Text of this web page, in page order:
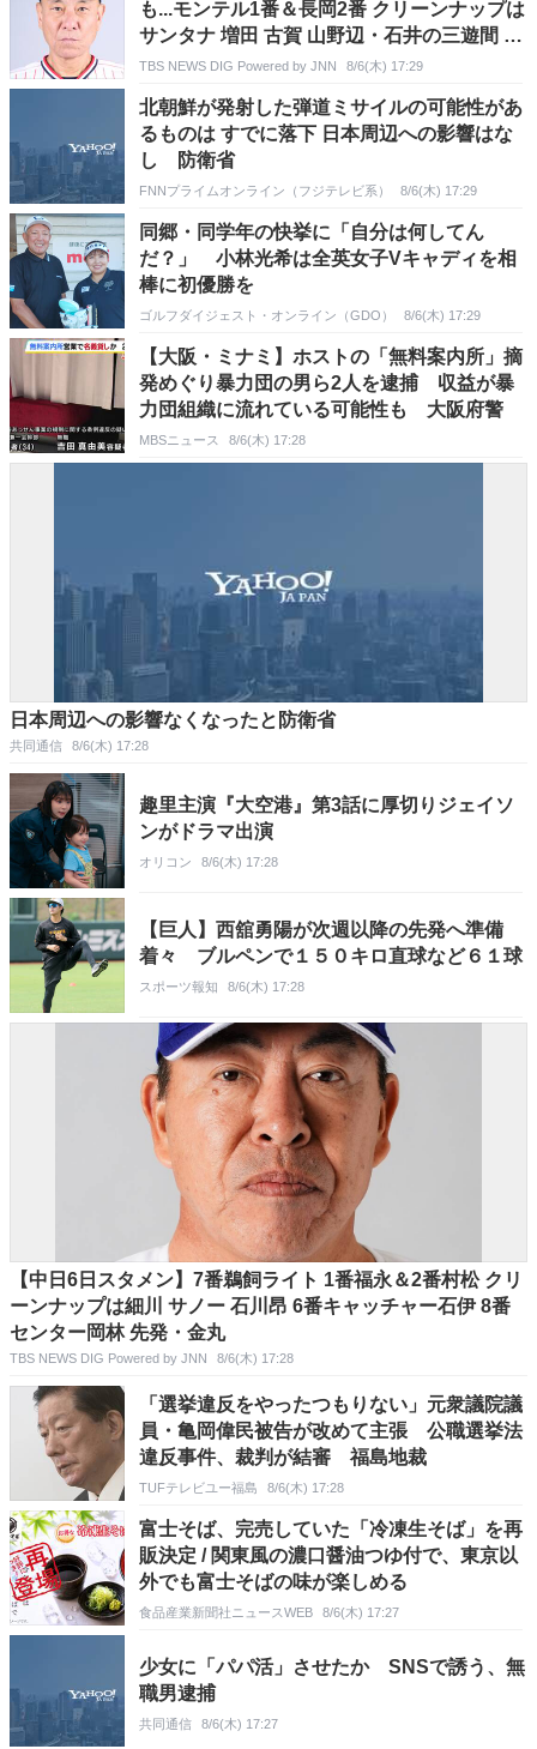
も...モンテル1番＆長岡2番 クリーンナップは
サンタナ 増田 古賀 山野辺・石井の三遊間 先
発・増居
TBS NEWS DIG Powered by JNN 8/6(木) 17:29
北朝鮮が発射した弾道ミサイルの可能性があ
るものは すでに落下 日本周辺への影響はな
し 防衛省
FNNプライムオンライン（フジテレビ系） 8/6(木) 17:29
同郷・同学年の快挙に「自分は何してん
だ？」 小林光希は全英女子Vキャディを相
棒に初優勝を
ゴルフダイジェスト・オンライン（GDO） 8/6(木) 17:29
【大阪・ミナミ】ホストの「無料案内所」摘
発めぐり暴力団の男ら2人を逮捕 収益が暴
力団組織に流れている可能性も 大阪府警
MBSニュース 8/6(木) 17:28
日本周辺への影響なくなったと防衛省
共同通信 8/6(木) 17:28
趣里主演『大空港』第3話に厚切りジェイソ
ンがドラマ出演
オリコン 8/6(木) 17:28
【巨人】西舘勇陽が次週以降の先発へ準備
着々 ブルペンで１５０キロ直球など６１球
スポーツ報知 8/6(木) 17:28
【中日6日スタメン】7番鵜飼ライト 1番福永＆2番村松 クリ
ーンナップは細川 サノー 石川昂 6番キャッチャー石伊 8番
センター岡林 先発・金丸
TBS NEWS DIG Powered by JNN 8/6(木) 17:28
「選挙違反をやったつもりない」元衆議院議
員・亀岡偉民被告が改めて主張 公職選挙法
違反事件、裁判が結審 福島地裁
TUFテレビユー福島 8/6(木) 17:28
富士そば、完売していた「冷凍生そば」を再
販決定 / 関東風の濃口醤油つゆ付で、東京以
外でも富士そばの味が楽しめる
食品産業新聞社ニュースWEB 8/6(木) 17:27
少女に「パパ活」させたか SNSで誘う、無
職男逮捕
共同通信 8/6(木) 17:27